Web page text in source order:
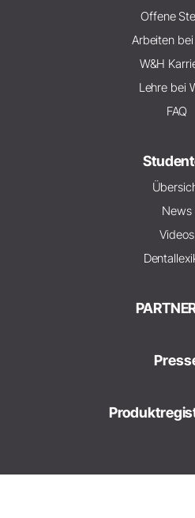
Offene
Arbeiten bei
W&H
Lehre bei
FAQ
News
Videos